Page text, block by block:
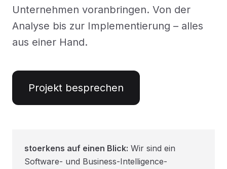
Unternehmen voranbringen. Von der
Analyse bis zur Implementierung – alles
aus einer Hand.
Projekt besprechen
stoerkens auf einen Blick: Wir sind ein
Software- und Business-Intelligence-